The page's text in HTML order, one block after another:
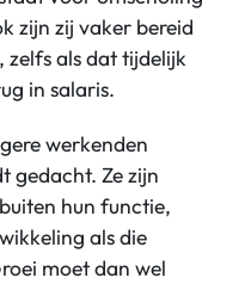
zijn zij vaker bereid
zelfs als dat tijdelijk
in salaris.
werkenden
gedacht. Ze zijn
hun functie,
als die
moet dan wel